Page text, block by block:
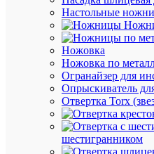
Настольные
Ножовка
Ножовка по
Огранайзер для
Опрыскиватель
Отвертка Torx
шестигранником